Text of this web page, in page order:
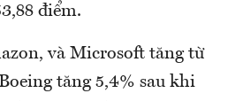
điểm.
và Microsoft tăng từ
tăng 5,4% sau khi